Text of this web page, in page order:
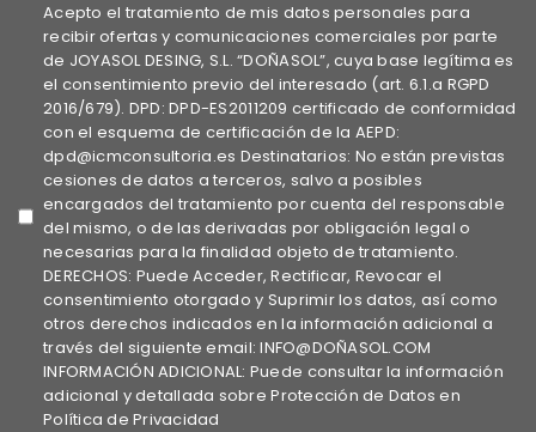
Acepto el tratamiento de mis datos personales para
recibir ofertas y comunicaciones comerciales por parte
de JOYASOL DESING, S.L. “DOÑASOL”, cuya base legítima es
el consentimiento previo del interesado (art. 6.1.a RGPD
2016/679). DPD: DPD-ES2011209 certificado de conformidad
con el esquema de certificación de la AEPD:
dpd@icmconsultoria.es Destinatarios: No están previstas
cesiones de datos a terceros, salvo a posibles
encargados del tratamiento por cuenta del responsable
del mismo, o de las derivadas por obligación legal o
necesarias para la finalidad objeto de tratamiento.
DERECHOS: Puede Acceder, Rectificar, Revocar el
consentimiento otorgado y Suprimir los datos, así como
otros derechos indicados en la información adicional a
través del siguiente email: INFO@DOÑASOL.COM
INFORMACIÓN ADICIONAL: Puede consultar la información
adicional y detallada sobre Protección de Datos en
Política de Privacidad